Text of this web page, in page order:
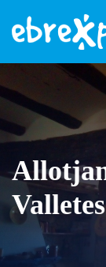
Valletes